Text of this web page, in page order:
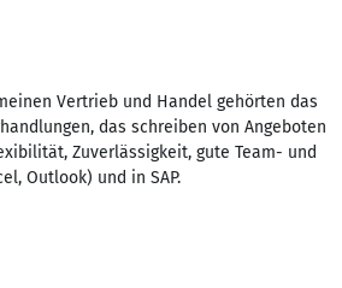
Vertrieb und Handel gehörten das
das schreiben von Angeboten
Zuverlässigkeit, gute Team- und
Outlook) und in SAP.